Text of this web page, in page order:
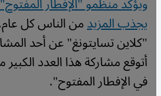
يجذب المزيدمن الناس كل
"كلاين تسايتونغ" عن أحد
أتوقع مشاركة هذا العدد
في الإفطار المفتوح".